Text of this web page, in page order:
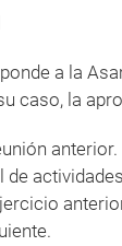
a la
caso, la
anterior.
de